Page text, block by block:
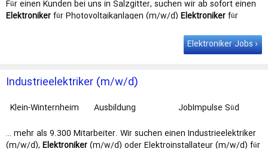
Für einen Kunden bei uns in Salzgitter, suchen wir ab sofort einen
Elektronikerfür Photovoltaikanlagen (m/w/d) Elektronikerfür
Elektroniker Jobs
Industrieelektriker (m/w/d)
Klein-Winternheim Ausbildung
JobImpulse Süd
… mehr als 9.300 Mitarbeiter. Wir suchen einen Industrieelektriker
(m/w/d), Elektroniker(m/w/d) oder Elektroinstallateur (m/w/d) für